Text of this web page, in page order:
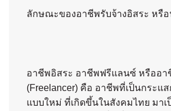
ลักษณะของอาชีพรับจ้างอิสระ หรื
อาชีพอิสระ อาชีพฟรีแลนซ์ หรืออา
(Freelancer) คือ อาชีพที่เป็นกระแ
แบบใหม่ ที่เกิดขึ้นในสังคมไทย มาเ